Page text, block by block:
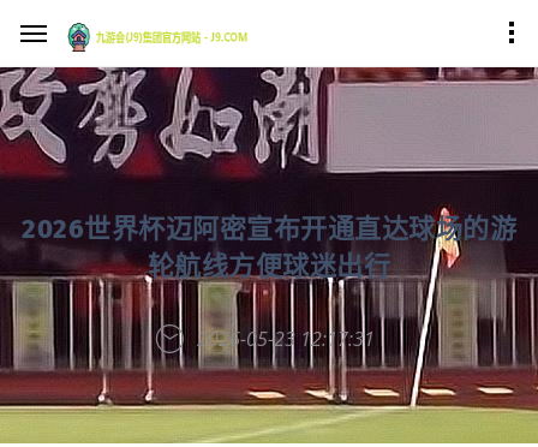
2026世界杯迈阿密宣布开通直达球场的游
轮航线方便球迷出行
2026-05-23 12:17:31